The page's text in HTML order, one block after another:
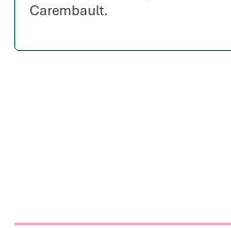
Carembault.